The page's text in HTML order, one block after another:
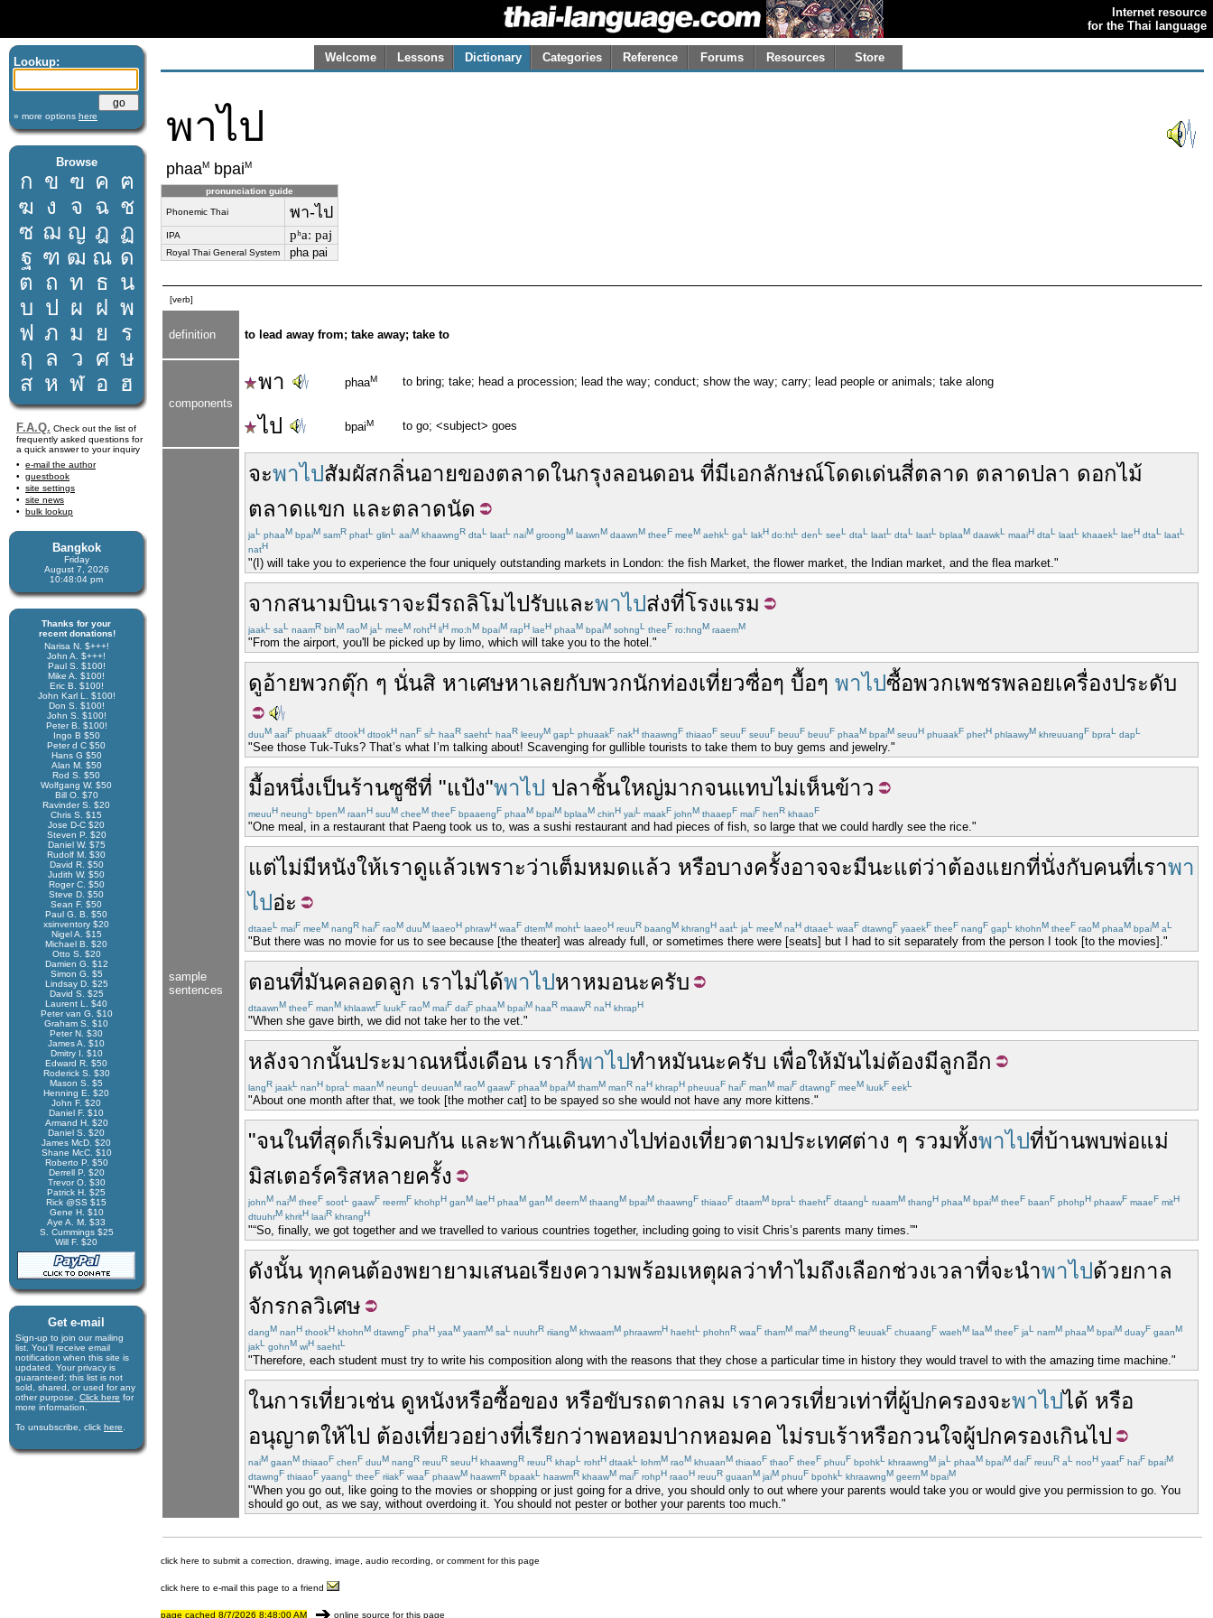
Internet resource
for the Thai language
Lookup:
» more options here
Browse
ก ข ฃ ค ฅ
ฆ ง จ ฉ ช
ซ ฌ ญ ฎ ฏ
ฐ ฑ ฒ ณ ด
ต ถ ท ธ น
บ ป ผ ฝ พ
ฟ ภ ม ย
ร
ฤ
ล ว ศ ษ
ส ห ฬ อ ฮ
F.A.Q. Check out the list of
frequently asked questions for
a quick answer to your inquiry
e-mail the author
guestbook
site settings
site news
bulk lookup
Bangkok
Friday
August 7, 2026
10:48:04 pm
Thanks for your
recent donations!
Narisa N. $+++!
John A. $+++!
Paul S. $100!
Mike A. $100!
Eric B. $100!
John Karl L. $100!
Don S. $100!
John S. $100!
Peter B. $100!
Ingo B $50
Peter d C $50
Hans G $50
Alan M. $50
Rod S. $50
Wolfgang W. $50
Bill O. $70
Ravinder S. $20
Chris S. $15
Jose D-C $20
Steven P. $20
Daniel W. $75
Rudolf M. $30
David R. $50
Judith W. $50
Roger C. $50
Steve D. $50
Sean F. $50
Paul G. B. $50
xsinventory $20
Nigel A. $15
Michael B. $20
Otto S. $20
Damien G. $12
Simon G. $5
Lindsay D. $25
David S. $25
Laurent L. $40
Peter van G. $10
Graham S. $10
Peter N. $30
James A. $10
Dmitry I. $10
Edward R. $50
Roderick S. $30
Mason S. $5
Henning E. $20
John F. $20
Daniel F. $10
Armand H. $20
Daniel S. $20
James McD. $20
Shane McC. $10
Roberto P. $50
Derrell P. $20
Trevor O. $30
Patrick H. $25
Rick @SS $15
Gene H. $10
Aye A. M. $33
S. Cummings $25
Will F. $20
Get e-mail
Sign-up to join our mail­ing
list. You'll receive e­mail
notification when this site is
updated. Your privacy is
guaran­teed; this list is not
sold, shared, or used for any
other purpose. Click here for
more infor­mation.
To unsubscribe, click here
Welcome Lessons Dictionary Categories Reference Forums Resources Store
พาไป
phaaM bpaiM
pronunciation guide
Phonemic Thai พา-ไป
IPA pʰaː paj
Royal Thai General System pha pai
[verb]
definition to lead away from; take away; take to
components
พา phaaM to bring; take; head a procession; lead the way; conduct; show the way; carry; lead people or animals; take along
ไป bpaiM to go; <subject> goes
sample
sentences
จะพาไปสัมผัสกลิ่นอายของตลาดในกรุงลอนดอน ที่มีเอกลักษณ์โดดเด่นสี่ตลาด ตลาดปลา ดอกไม้
ตลาดแขก และตลาดนัด
jaL phaaM bpaiM samR phatL glinL aaiM khaawngR dtaL laatL naiM groongM laawnM daawnM theeF meeM aehkL gaL lakH do:htL denL seeL dtaL laatL dtaL laatL bplaaM daawkL maaiH dtaL laatL khaaekL laeH dtaL laatL
natH
"(I) will take you to experience the four uniquely outstanding markets in London: the fish Market, the flower market, the Indian market, and the flea market."
จากสนามบินเราจะมีรถลิโมไปรับและพาไปส่งที่โรงแรม
jaakL saL naamR binM raoM jaL meeM rohtH liH mo:hM bpaiM rapH laeH phaaM bpaiM sohngL theeF ro:hngM raaemM
"From the airport, you'll be picked up by limo, which will take you to the hotel."
ดูอ้ายพวกตุ๊ก ๆ นั่นสิ หาเศษหาเลยกับพวกนักท่องเที่ยวซื่อๆ บื้อๆ พาไปซื้อพวกเพชรพลอยเครื่องประดับ
duuM aaiF phuaakF dtookH dtookH nanF siL haaR saehtL haaR leeuyM gapL phuaakF nakH thaawngF thiaaoF seuuF seuuF beuuF beuuF phaaM bpaiM seuuH phuaakF phetH phlaawyM khreuuangF bpraL dapL
"See those Tuk-Tuks? That’s what I’m talking about! Scavenging for gullible tourists to take them to buy gems and jewelry."
มื้อหนึ่งเป็นร้านซูชีที่ "แป้ง"พาไป ปลาชิ้นใหญ่มากจนแทบไม่เห็นข้าว
meuuH neungL bpenM raanH suuM cheeM theeF bpaaengF phaaM bpaiM bplaaM chinH yaiL maakF johnM thaaepF maiF henR khaaoF
"One meal, in a restaurant that Paeng took us to, was a sushi restaurant and had pieces of fish, so large that we could hardly see the rice."
แต่ไม่มีหนังให้เราดูแล้วเพราะว่าเต็มหมดแล้ว หรือบางครั้งอาจจะมีนะแต่ว่าต้องแยกที่นั่งกับคนที่เราพา
ไปอ่ะ
dtaaeL maiF meeM nangR haiF raoM duuM laaeoH phrawH waaF dtemM mohtL laaeoH reuuR baangM khrangH aatL jaL meeM naH dtaaeL waaF dtawngF yaaekF theeF nangF gapL khohnM theeF raoM phaaM bpaiM aL
"But there was no movie for us to see because [the theater] was already full, or sometimes there were [seats] but I had to sit separately from the person I took [to the movies]."
ตอนที่มันคลอดลูก เราไม่ได้พาไปหาหมอนะครับ
dtaawnM theeF manM khlaawtF luukF raoM maiF daiF phaaM bpaiM haaR maawR naH khrapH
"When she gave birth, we did not take her to the vet."
หลังจากนั้นประมาณหนึ่งเดือน เราก็พาไปทำหมันนะครับ เพื่อให้มันไม่ต้องมีลูกอีก
langR jaakL nanH bpraL maanM neungL deuuanM raoM gaawF phaaM bpaiM thamM manR naH khrapH pheuuaF haiF manM maiF dtawngF meeM luukF eekL
"About one month after that, we took [the mother cat] to be spayed so she would not have any more kittens."
"จนในที่สุดก็เริ่มคบกัน และพากันเดินทางไปท่องเที่ยวตามประเทศต่าง ๆ รวมทั้งพาไปที่บ้านพบพ่อแม่
มิสเตอร์คริสหลายครั้ง
johnM naiM theeF sootL gaawF reermF khohpH ganM laeH phaaM ganM deernM thaangM bpaiM thaawngF thiaaoF dtaamM bpraL thaehtF dtaangL ruaamM thangH phaaM bpaiM theeF baanF phohpH phaawF maaeF mitH
dtuuhrM khritH laaiR khrangH
"“So, finally, we got together and we travelled to various countries together, including going to visit Chris’s parents many times.”"
ดังนั้น ทุกคนต้องพยายามเสนอเรียงความพร้อมเหตุผลว่าทำไมถึงเลือกช่วงเวลาที่จะนำพาไปด้วยกาล
จักรกลวิเศษ
dangM nanH thookH khohnM dtawngF phaH yaaM yaamM saL nuuhrR riiangM khwaamM phraawmH haehtL phohnR waaF thamM maiM theungR leuuakF chuaangF waehM laaM theeF jaL namM phaaM bpaiM duayF gaanM
jakL gohnM wiH saehtL
"Therefore, each student must try to write his composition along with the reasons that they chose a particular time in history they would travel to with the amazing time machine."
ในการเที่ยวเช่น ดูหนังหรือซื้อของ หรือขับรถตากลม เราควรเที่ยวเท่าที่ผู้ปกครองจะพาไปได้ หรือ
อนุญาตให้ไป ต้องเที่ยวอย่างที่เรียกว่าพอหอมปากหอมคอ ไม่รบเร้าหรือกวนใจผู้ปกครองเกินไป
naiM gaanM thiaaoF chenF duuM nangR reuuR seuuH khaawngR reuuR khapL rohtH dtaakL lohmM raoM khuaanM thiaaoF thaoF theeF phuuF bpohkL khraawngM jaL phaaM bpaiM daiF reuuR aL nooH yaatF haiF bpaiM
dtawngF thiaaoF yaangL theeF riiakF waaF phaawM haawmR bpaakL haawmR khaawM maiF rohpH raaoH reuuR guaanM jaiM phuuF bpohkL khraawngM geernM bpaiM
"When you go out, like going to the movies or shopping or just going for a drive, you should only to out where your parents would take you or would give you permission to go. You
should go out, as we say, without overdoing it. You should not pester or bother your parents too much."
click here to submit a correction, drawing, image, audio recording, or comment for this page
click here to e-mail this page to a friend
page cached 8/7/2026 8:48:00 AM online source for this page